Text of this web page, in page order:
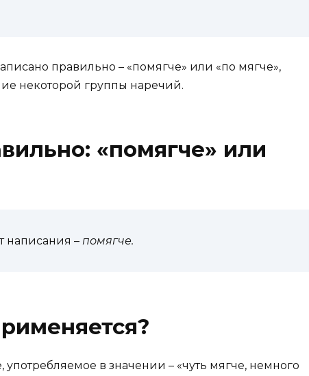
правильно – «помягче» или «по мягче»,
некоторой группы наречий.
«помягче» или
написания – помягче.
в значении – «чуть мягче, немного